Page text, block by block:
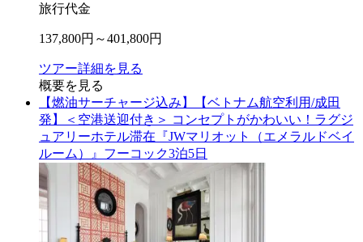
旅行代金
137,800円～401,800円
ツアー詳細を見る
概要を見る
【燃油サーチャージ込み】【ベトナム航空利用/成田
発】＜空港送迎付き＞ コンセプトがかわいい！ラグジ
ュアリーホテル滞在『JWマリオット（エメラルドベイ
ルーム）』フーコック3泊5日